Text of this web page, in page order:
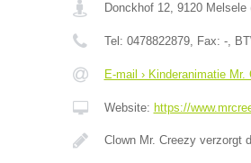
Donckhof 12, 9120 Melsele
Tel: 0478822879, Fax: -,
E-mail › Kinderanimatie Mr.
Website: https://
Clown Mr. Creezy verzorgt